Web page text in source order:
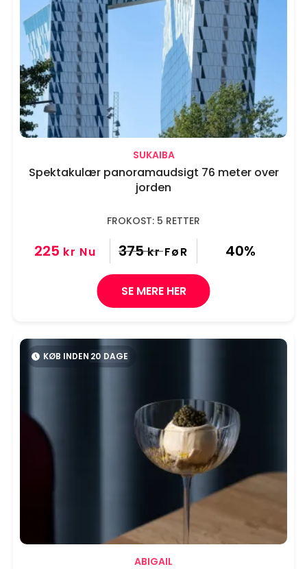
SUKAIBA
Spektakulær panoramaudsigt 76 meter over
jorden
FROKOST: 5 RETTER
225 kr Nu 375 kr FøR 40%
SE MERE HER
ABIGAIL
KØB INDEN 20 DAGE